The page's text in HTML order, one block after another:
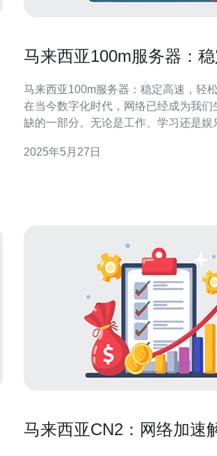
马来西亚100m服务器：
马来西亚100m服务器：稳定高速，轻
在当今数字化时代，网络已经成为我们
缺的一部分。无论是工作、学习还是娱
选择一个好的服务器，就是保证网络速
2025年5月27日
马来西亚CN2：网络加速